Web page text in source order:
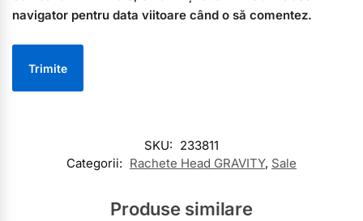
navigator pentru data viitoare când o să comentez.
SKU: 233811
Categorii: Rachete Head GRAVITY, Sale
Produse similare